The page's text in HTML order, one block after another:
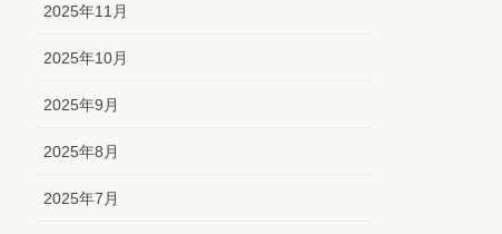
2025年11月
2025年10月
2025年9月
2025年8月
2025年7月